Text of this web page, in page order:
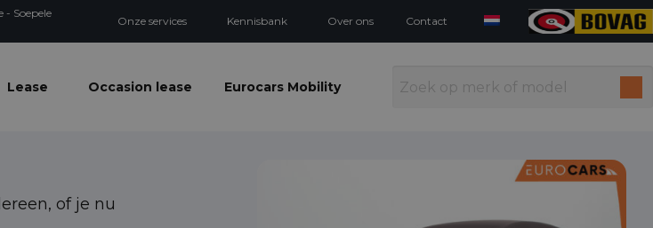
- Soepele
Onze services Kennisbank Over ons Contact
Lease Occasion lease Eurocars Mobility
of je nu